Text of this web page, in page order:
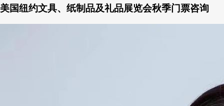
美国纽约文具、纸制品及礼品展览会秋季门票咨询